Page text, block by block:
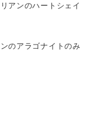
アンのハートシェイ
のアラゴナイトのみ